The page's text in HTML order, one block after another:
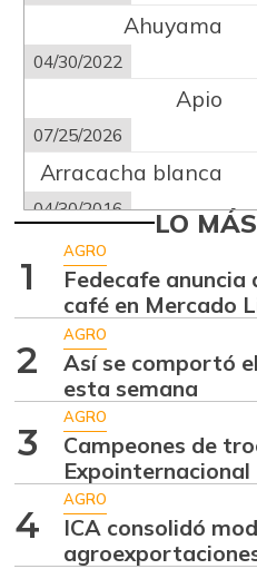
Ahuyama
04/30/2022
Apio
07/25/2026
Arracacha blanca
04/30/2016
Arveja verde
07/25/2026
Banano criollo
07/25/2026
Cebolla cabezona
07/25/2026
Cebolla larga
07/25/2026
LO
1
AGRO
Fedecafe
café en Mercado
2
AGRO
Así se comportó
esta semana
3
AGRO
Campeones de
Expointernacional
4
AGRO
ICA consolidó